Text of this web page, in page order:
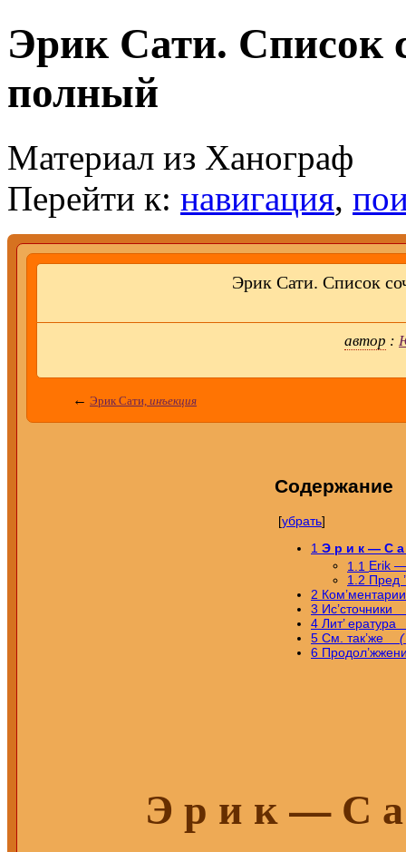
Эрик Сати. Список
полный
Материал из Ханограф
Перейти к: навигация,
Эрик Сати.
автор :
← Эрик Сати, инъекция
Содержание
[убрать]
1 Э р и к — С
1.1 Erik
1.2 Пред
2
3
4 Лит’
5 См. так’же
6
Э р и к — С